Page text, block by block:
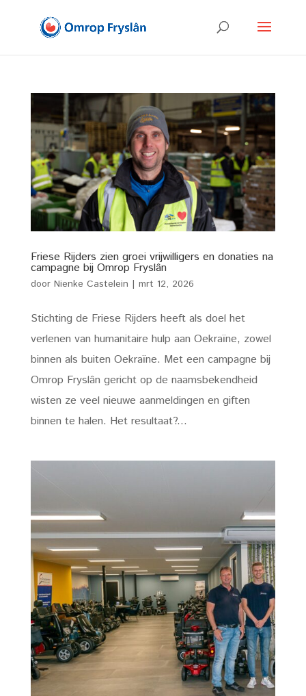
Friese Rijders zien groei vrijwilligers en donaties na
campagne bij Omrop Fryslân
door Nienke Castelein | mrt 12, 2026
Stichting de Friese Rijders heeft als doel het
verlenen van humanitaire hulp aan Oekraïne, zowel
binnen als buiten Oekraïne. Met een campagne bij
Omrop Fryslân gericht op de naamsbekendheid
wisten ze veel nieuwe aanmeldingen en giften
binnen te halen. Het resultaat?...